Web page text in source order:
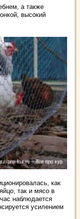
а также
высокий
как
так и мясо в
наблюдается
усилением